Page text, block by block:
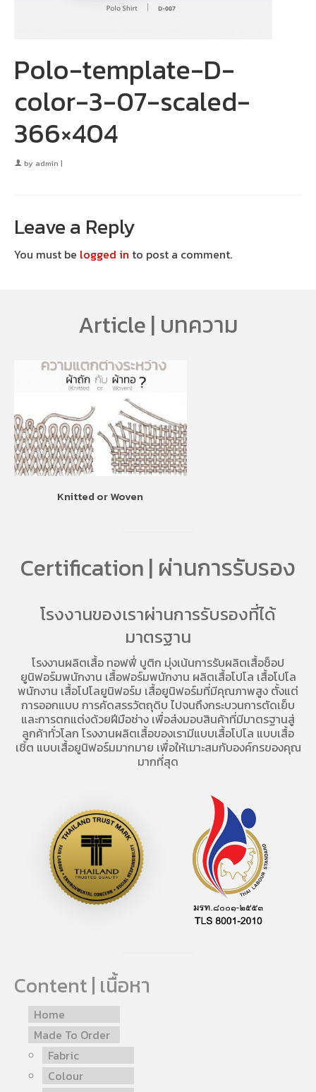
Polo-template-D-
color-3-07-scaled-
366×404
by admin |
Leave a Reply
You must be logged in to post a comment.
Article | บทความ
Knitted or Woven
Certification | ผ่านการรับรอง
โรงงานของเราผ่านการรับรองที่ได้
มาตรฐาน
โรงงานผลิตเสื้อ ทอฟฟี่ บูติก มุ่งเน้นการรับผลิตเสื้อช็อป
ยูนิฟอร์มพนักงาน เสื้อฟอร์มพนักงาน ผลิตเสื้อโปโล เสื้อโปโล
พนักงาน เสื้อโปโลยูนิฟอร์ม เสื้อยูนิฟอร์มที่มีคุณภาพสูง ตั้งแต่
การออกแบบ การคัดสรรวัตถุดิบ ไปจนถึงกระบวนการตัดเย็บ
และการตกแต่งด้วยฝีมือช่าง เพื่อส่งมอบสินค้าที่มีมาตรฐานสู่
ลูกค้าทั่วโลก โรงงานผลิตเสื้อของเรามีแบบเสื้อโปโล แบบเสื้อ
เชิ้ต แบบเสื้อยูนิฟอร์มมากมาย เพื่อให้เมาะสมกับองค์กรของคุณ
มากที่สุด
Content | เนื้อหา
Home
Made To Order
Fabric
Colour